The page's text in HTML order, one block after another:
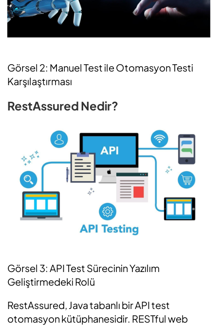
Görsel 2: Manuel Test ile Otomasyon Testi
Karşılaştırması
RestAssured Nedir?
Görsel 3: API Test Sürecinin Yazılım
Geliştirmedeki Rolü
RestAssured, Java tabanlı bir API test
otomasyon kütüphanesidir. RESTful web